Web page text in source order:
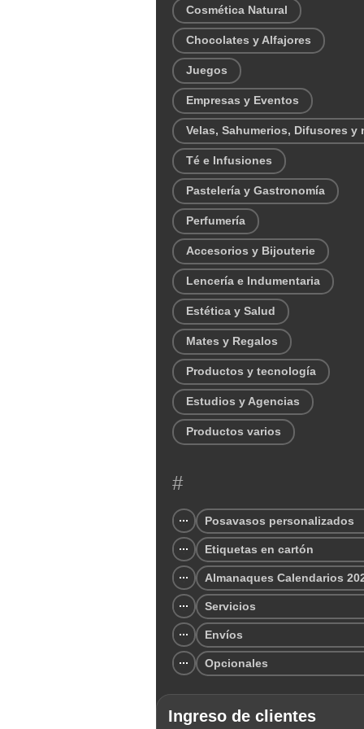
Cosmética Natural
Chocolates y Alfajores
Juegos
Empresas y Eventos
Velas, Sahumerios, Difusores y
Té e Infusiones
Pastelería y Gastronomía
Perfumería
Accesorios y Bijouterie
Lencería e Indumentaria
Estética y Salud
Mates y Regalos
Productos y tecnología
Estudios y Agencias
Productos varios
#
Posavasos personalizados
Etiquetas en cartón
Almanaques Calendarios
Servicios
Envíos
Opcionales
Ingreso de clientes